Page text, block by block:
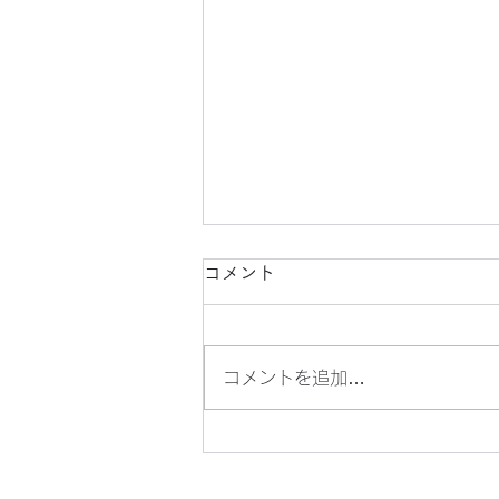
マイク・ポップコーンの、バ
コメント
コメントを追加…